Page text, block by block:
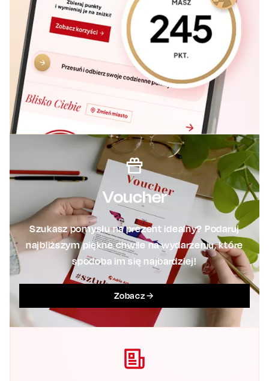
Voucher
Szukasz pomysłu na prezent idealny? Podaruj
najbliższym piękne chwile na wydarzeniu, które
spodoba im się najbardziej!
Zobacz